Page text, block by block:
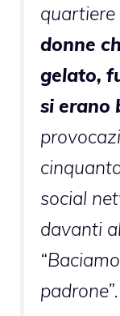
quartiere
donne
gelato,
si erano
social
davanti
padrone”.